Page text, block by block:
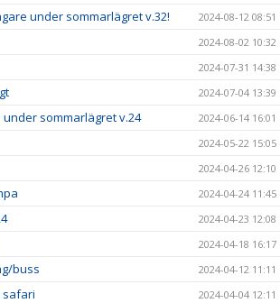
under sommarlägret v.32! 2024-08-12 08:51
2024-08-02 10:32
2024-07-31 14:38
2024-07-04 13:39
sommarlägret v.24 2024-06-14 16:01
2024-05-22 15:05
2024-04-26 12:10
2024-04-24 11:45
2024-04-23 12:08
2024-04-18 16:17
buss 2024-04-12 11:11
safari 2024-04-04 12:11